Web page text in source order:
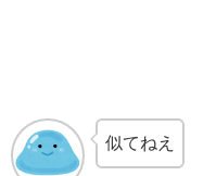
似てねえ